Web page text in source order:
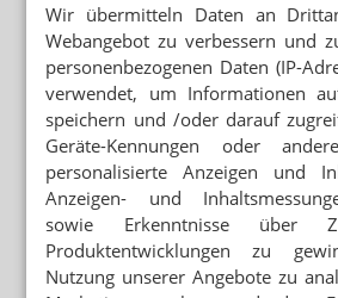
Wir übermitteln Daten an
Webangebot zu verbessern und
personenbezogenen Daten (IP-
verwendet, um Informationen
speichern und /oder darauf
Geräte-Kennungen oder
personalisierte Anzeigen und
Anzeigen- und
sowie Erkenntnisse über
Produktentwicklungen zu
Nutzung unserer Angebote zu
INHABERIN FINDET KÄUFER
Mit Erfolg: Projekt Apothekenfiliale
„HÖLLENRESPEKT VOR DIESER
Linnemann: „Ihr müsst mir ein
Mehr aus Ressort
ADHOC24 VOM 19.12.25
Reform passiert Kabinett / Neue
Rezeptfälschungen / 20.000 Euro